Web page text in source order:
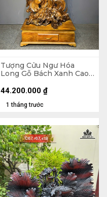
Tượng Cửu Ngư Hóa
Long Gỗ Bách Xanh Cao
45 (cm) - Kỷ Cao 30
1 tháng trước
44.200.000 ₫